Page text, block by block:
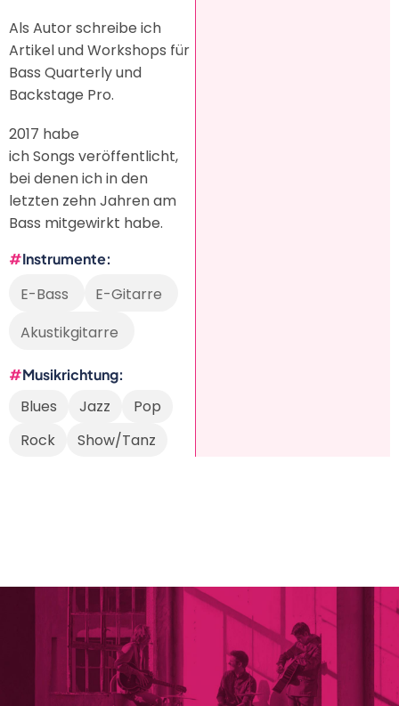
Als Autor schreibe ich
Artikel und Workshops für
Bass Quarterly und
Backstage Pro.
2017 habe
ich Songs veröffentlicht,
bei denen ich in den
letzten zehn Jahren am
Bass mitgewirkt habe.
Instrumente
E-Bass
E-Gitarre
Akustikgitarre
Musikrichtung
Blues Jazz
Pop
Rock
Show/Tanz